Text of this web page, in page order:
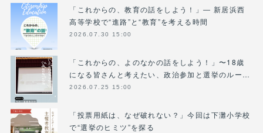
「これからの、教育の話をしよう！」― 新居浜西
高等学校で“進路”と“教育”を考える時間
2026.07.30 15:00
「これからの、よのなかの話をしよう！」〜18歳
になる皆さんと考えたい、政治参加と選挙のルー…
2026.07.25 15:00
「投票用紙は、なぜ破れない？」今回は下灘小学校
で“選挙のヒミツ”を探る